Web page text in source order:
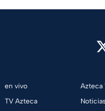
en vivo
TV Azteca
Azteca